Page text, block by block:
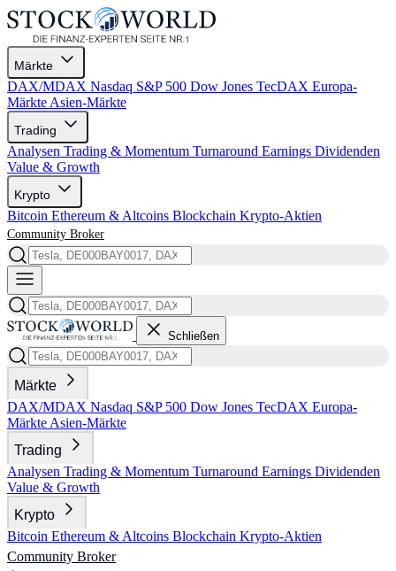
Märkte
DAX/MDAX Nasdaq S&P 500 Dow Jones TecDAX Europa-
Märkte Asien-Märkte
Trading
Analysen Trading & Momentum Turnaround Earnings Dividenden
Value & Growth
Krypto
Bitcoin Ethereum & Altcoins Blockchain Krypto-Aktien
Community Broker
Schließen
Märkte
DAX/MDAX Nasdaq S&P 500 Dow Jones TecDAX Europa-
Märkte Asien-Märkte
Trading
Analysen Trading & Momentum Turnaround Earnings Dividenden
Value & Growth
Krypto
Bitcoin Ethereum & Altcoins Blockchain Krypto-Aktien
Community Broker